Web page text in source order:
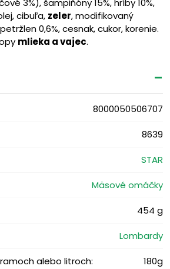
cibuľa, zeler, modifikovaný
0,6%, cesnak, cukor, korenie.
mlieka avajec.
8000050506707
8639
STAR
Mäsové omáčky
454 g
Lombardy
alebo litroch: 180g